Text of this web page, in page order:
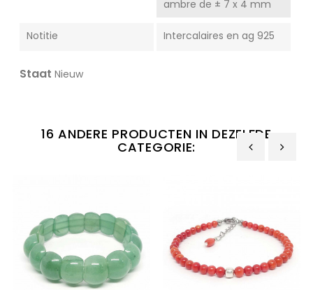
ambre de ± 7 x 4 mm
Notitie Intercalaires en ag 925
Staat Nieuw
16 ANDERE PRODUCTEN IN DEZELFDE
CATEGORIE: